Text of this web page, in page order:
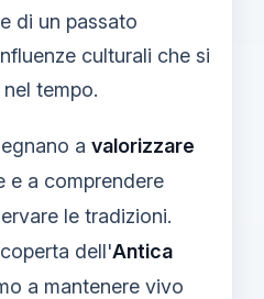
di un passato
culturali che si
tempo.
a valorizzare
e a comprendere
le tradizioni.
dell'Antica
a mantenere vivo